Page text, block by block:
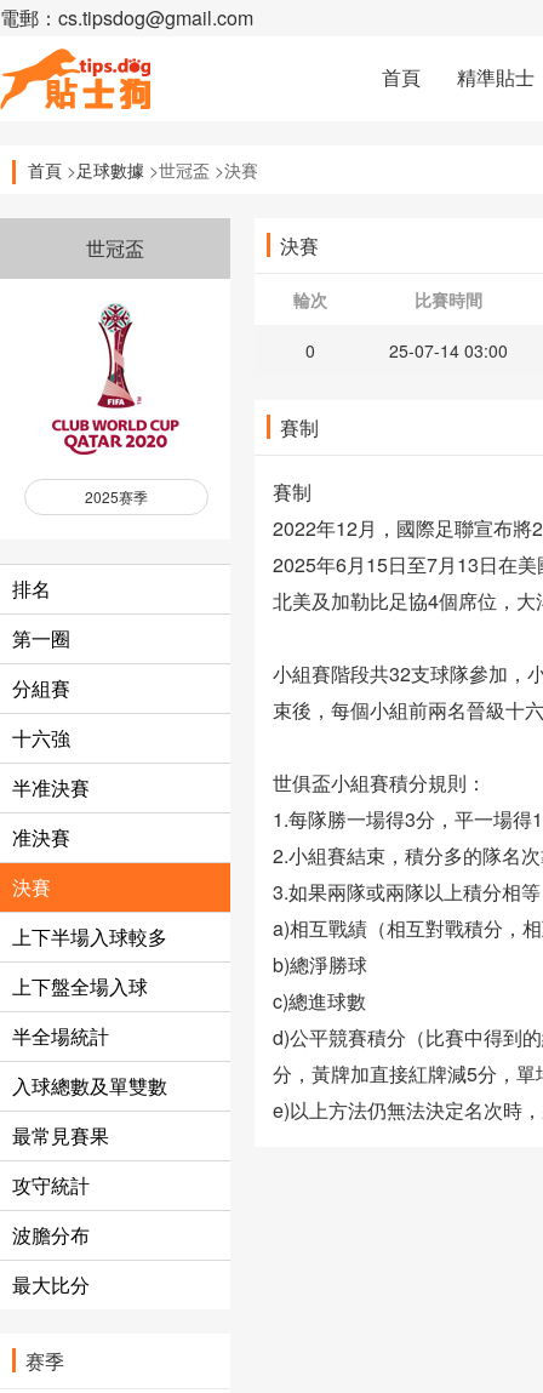
電郵：cs.tipsdog@gmail.com
首頁 精準貼士
首頁 >足球數據 >世冠盃 >決賽
世冠盃
2025赛季
排名
第一圈
分組賽
十六強
半准決賽
准決賽
決賽
上下半場入球較多
上下盤全場入球
半全場統計
入球總數及單雙數
最常見賽果
攻守統計
波膽分布
最大比分
赛季
決賽
輪次 比賽時間
0 25-07-14 03:00
賽制
賽制
2022年12月，國際足聯宣布將
2025年6月15日至7月13日在
北美及加勒比足協4個席位，
小組賽階段共32支球隊參加，
束後，每個小組前兩名晉級十
世俱盃小組賽積分規則：
1.每隊勝一場得3分，平一場得
2.小組賽結束，積分多的隊名
3.如果兩隊或兩隊以上積分相
a)相互戰績（相互對戰積分，
b)總淨勝球
c)總進球數
d)公平競賽積分（比賽中得到
分，黃牌加直接紅牌減5分，
e)以上方法仍無法決定名次時